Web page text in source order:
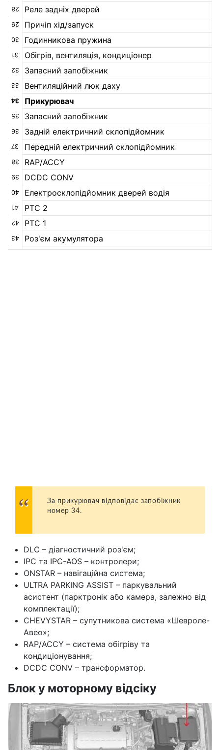
28 Реле задніх дверей
29 Причіп хід/запуск
30 Годинникова пружина
31 Обігрів, вентиляція, кондиціонер
32 Запасний запобіжник
33 Вентиляційний люк даху
34 Прикурювач
35 Запасний запобіжник
36 Задній електричний склопідйомник
37 Передній електричний склопідйомник
38 RAP/ACCY
39 DCDC CONV
40 Електросклопідйомник дверей водія
41 РТС 2
42 РТС 1
43 Роз'єм акумулятора
За прикурювач відповідає запобіжник
номер 34.
DLC – діагностичний роз'єм;
IPC та IPC-AOS – контролери;
ONSTAR – навігаційна система;
ULTRA PARKING ASSIST – паркувальний
асистент (парктронік або камера, залежно від
комплектації);
CHEVYSTAR – супутникова система «Шевроле-
Авео»;
RAP/ACCY – система обігріву та
кондиціонування;
DCDC CONV – трансформатор.
Блок у моторному відсіку